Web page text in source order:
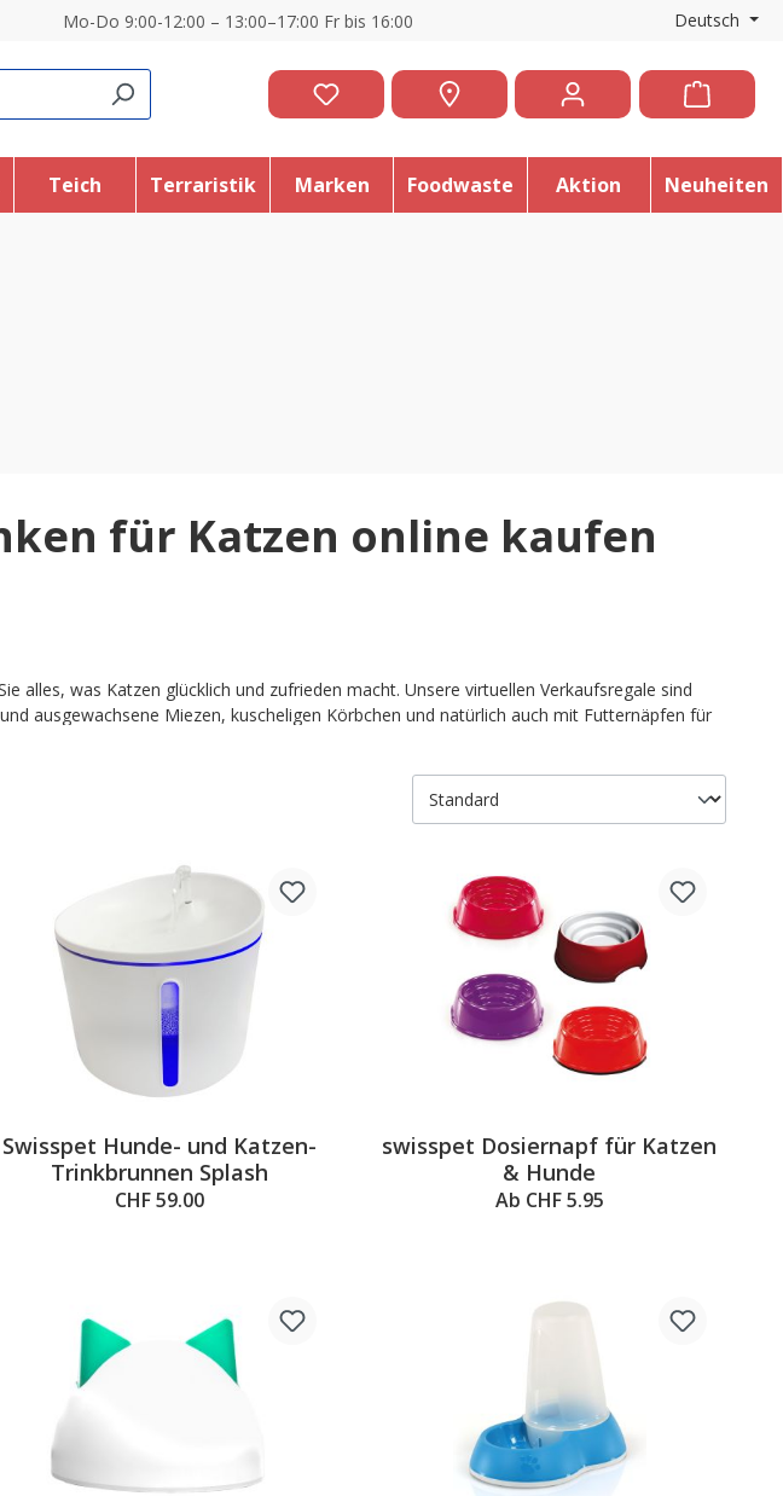
Mo-Do 9:00-12:00 – 13:00–17:00 Fr bis 16:00 Deutsch
Teich Terraristik Marken Foodwaste Aktion Neuheiten
für Katzen online kaufen
alles, was Katzen glücklich und zufrieden macht. Unsere virtuellen Verkaufsregale sind
ausgewachsene Miezen, kuscheligen Körbchen und natürlich auch mit Futternäpfen für
Swisspet Hunde- und Katzen-
Trinkbrunnen Splash
CHF 59.00
swisspet Dosiernapf für Katzen
& Hunde
Ab CHF 5.95